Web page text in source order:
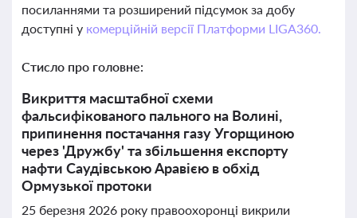
посиланнями та розширений підсумок за добу
доступні у комерційній версії Платформи LIGA360.
Стисло про головне:
Викриття масштабної схеми
фальсифікованого пального на Волині,
припинення постачання газу Угорщиною
через 'Дружбу' та збільшення експорту
нафти Саудівською Аравією в обхід
Ормузької протоки
25 березня 2026 року правоохоронці викрили